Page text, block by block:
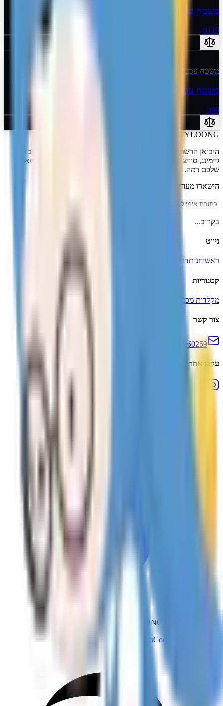
משטח עכבר X-Large Emot
₪119
משטח עכבר
משטח עכבר Large Emot
₪99
SKYLOONG
היבואן הרשמי של SKYLOONG לישראל. מקלדות מכניות, עכברי
גיימינג, סוויצ'ים ומשטחי עכבר פרימיום - הציוד שמעלה את הסטאפ
שלכם רמה.
הישארו מעודכנים
בקרוב...
ניווט
ראשיחנותדרייברים
קטגוריות
מקלדות מכניות
צור קשר
050-7260259
עקבו אחרינו
© 2026 SKYLOONG ISRAEL - כל הזכויות שמורות
הצהרת נגישות